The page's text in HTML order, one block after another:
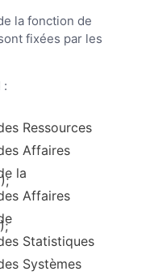
la fonction de
fixées par les
:
Ressources
Affaires
la
Affaires
Statistiques
Systèmes